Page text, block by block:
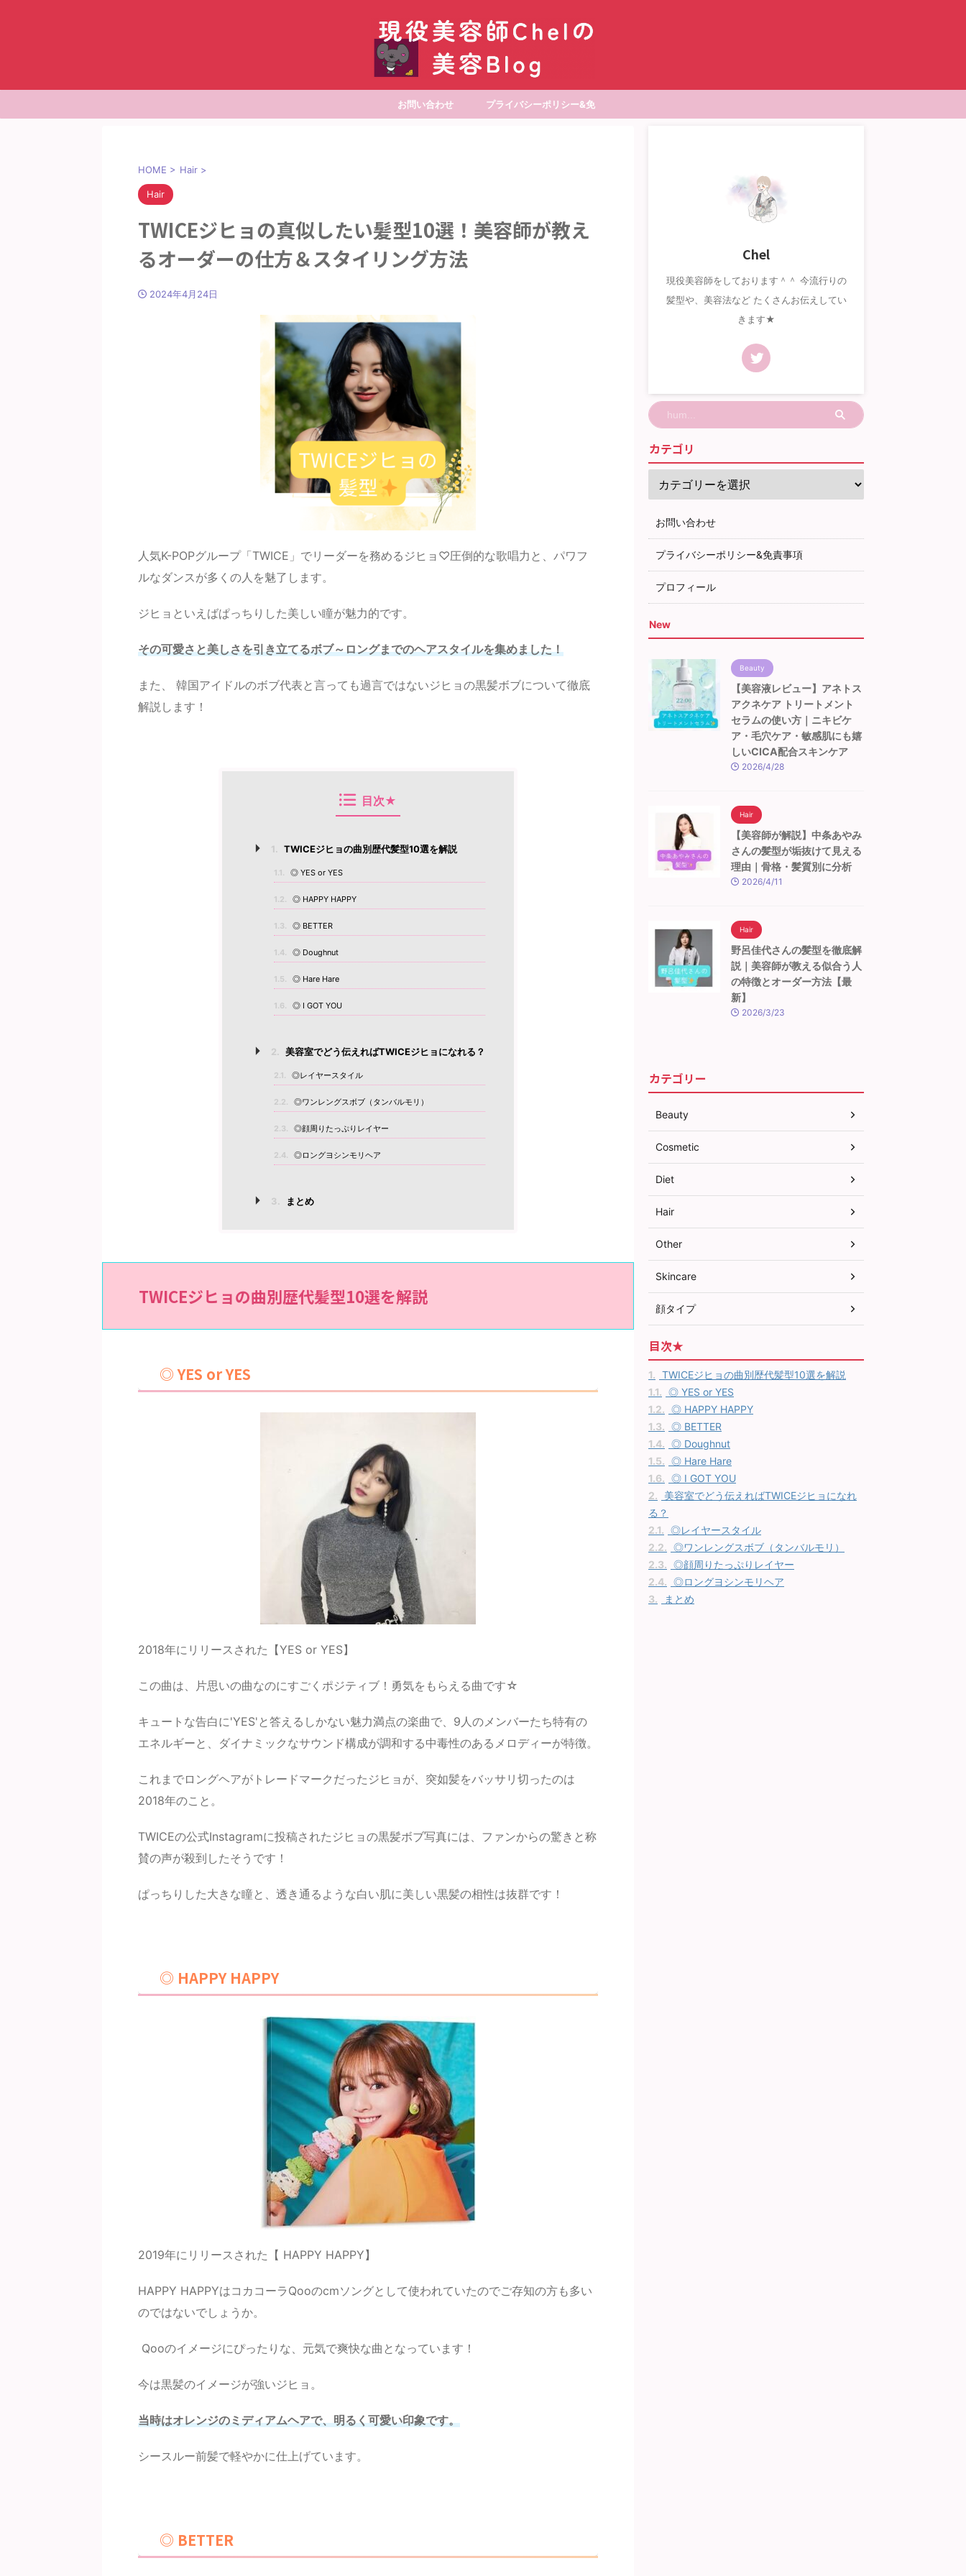
お問い合わせ プライバシーポリシー&免
HOME > Hair >
Hair
TWICEジヒョの真似したい髪型10選！美容師が教え
るオーダーの仕方＆スタイリング方法
2024年4月24日
人気K-POPグループ「TWICE」でリーダーを務めるジヒョ♡圧倒的な歌唱力と、パワフ
ルなダンスが多くの人を魅了します。
ジヒョといえばぱっちりした美しい瞳が魅力的です。
その可愛さと美しさを引き立てるボブ～ロングまでのヘアスタイルを集めました！
また、 韓国アイドルのボブ代表と言っても過言ではないジヒョの黒髪ボブについて徹底
解説します！
目次★
1. TWICEジヒョの曲別歴代髪型10選を解説
1.1. ◎ YES or YES
1.2. ◎ HAPPY HAPPY
1.3. ◎ BETTER
1.4. ◎ Doughnut
1.5. ◎ Hare Hare
1.6. ◎ I GOT YOU
2. 美容室でどう伝えればTWICEジヒョになれる？
2.1. ◎レイヤースタイル
2.2. ◎ワンレングスボブ（タンバルモリ）
2.3. ◎顔周りたっぷりレイヤー
2.4. ◎ロングヨシンモリヘア
3. まとめ
TWICEジヒョの曲別歴代髪型10選を解説
◎ YES or YES
2018年にリリースされた【YES or YES】
この曲は、片思いの曲なのにすごくポジティブ！勇気をもらえる曲です☆
キュートな告白に'YES'と答えるしかない魅力満点の楽曲で、9人のメンバーたち特有の
エネルギーと、ダイナミックなサウンド構成が調和する中毒性のあるメロディーが特徴。
これまでロングヘアがトレードマークだったジヒョが、突如髪をバッサリ切ったのは
2018年のこと。
TWICEの公式Instagramに投稿されたジヒョの黒髪ボブ写真には、ファンからの驚きと称
賛の声が殺到したそうです！
ぱっちりした大きな瞳と、透き通るような白い肌に美しい黒髪の相性は抜群です！
◎ HAPPY HAPPY
2019年にリリースされた【 HAPPY HAPPY】
HAPPY HAPPYはコカコーラQooのcmソングとして使われていたのでご存知の方も多い
のではないでしょうか。
Qooのイメージにぴったりな、元気で爽快な曲となっています！
今は黒髪のイメージが強いジヒョ。
当時はオレンジのミディアムヘアで、明るく可愛い印象です。
シースルー前髪で軽やかに仕上げています。
◎ BETTER
Chel
現役美容師をしております＾＾ 今流行りの
髪型や、美容法など たくさんお伝えしてい
きます★
カテゴリ
お問い合わせ
プライバシーポリシー&免責事項
プロフィール
New
Beauty
【美容液レビュー】アネトス
アクネケア トリートメント
セラムの使い方｜ニキビケ
ア・毛穴ケア・敏感肌にも嬉
しいCICA配合スキンケア
2026/4/28
Hair
【美容師が解説】中条あやみ
さんの髪型が垢抜けて見える
理由｜骨格・髪質別に分析
2026/4/11
Hair
野呂佳代さんの髪型を徹底解
説｜美容師が教える似合う人
の特徴とオーダー方法【最
新】
2026/3/23
カテゴリー
Beauty
Cosmetic
Diet
Hair
Other
Skincare
顔タイプ
目次★
1. TWICEジヒョの曲別歴代髪型10選を解説
1.1. ◎ YES or YES
1.2. ◎ HAPPY HAPPY
1.3. ◎ BETTER
1.4. ◎ Doughnut
1.5. ◎ Hare Hare
1.6. ◎ I GOT YOU
2.
美容室でどう伝えればTWICEジヒョになれ
る？
2.1. ◎レイヤースタイル
2.2. ◎ワンレングスボブ（タンバルモリ）
2.3. ◎顔周りたっぷりレイヤー
2.4. ◎ロングヨシンモリヘア
3.
まとめ